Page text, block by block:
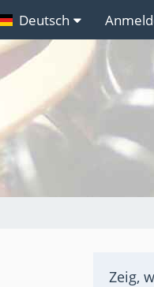
Links
Deutsch
Zeig,